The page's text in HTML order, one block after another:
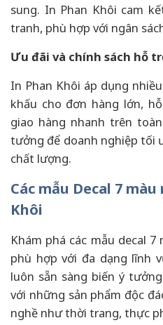
sung. In Phan Khôi cam
tranh, phù hợp với ngân
Ưu đãi và chính sách hỗ
In Phan Khôi áp dụng
khấu cho đơn hàng lớn,
giao hàng nhanh trên
tưởng để doanh nghiệp tối
chất lượng.
Các mẫu Decal 7
Khôi
Khám phá các mẫu decal
phù hợp với đa dạng lĩnh
luôn sẵn sàng biến ý
với những sản phẩm độc
nghề như thời trang, thực